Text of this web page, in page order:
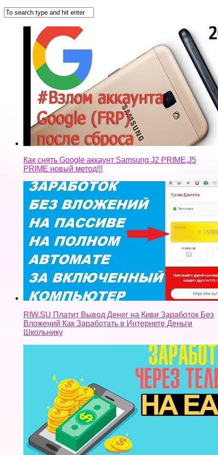
Как снять Google аккаунт Samsung J2 PRIME,J5
PRIME новый метод!!!
RIW.SU Платит Вывод Денег на Киви Заработок Без
Вложений Как Заработать в Интернете Деньги
Школьнику